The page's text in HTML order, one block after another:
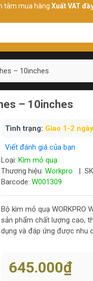
hàngXuất VAT đầy đủ
– 10inches
– 10inches
Tình trạng: Giao 1-2 ngày
Viết đánh giá của bạn
Loại: Kìm mỏ quạ
Thương hiệu: Workpro |
Barcode: W001309
Bộ kìm mỏ quạ WORKPRO
sản phẩm chất lượng cao,
dụng và đáp ứng được nhu
645.000₫